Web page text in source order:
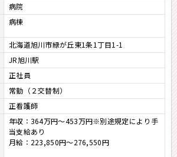
病院
病棟
北海道旭川市緑が丘東1条1丁目1-1
JR旭川駅
正社員
常勤（２交替制）
正看護師
年収：364万円～453万円※別途規定により手
当支給あり
月給：223,850円～276,550円